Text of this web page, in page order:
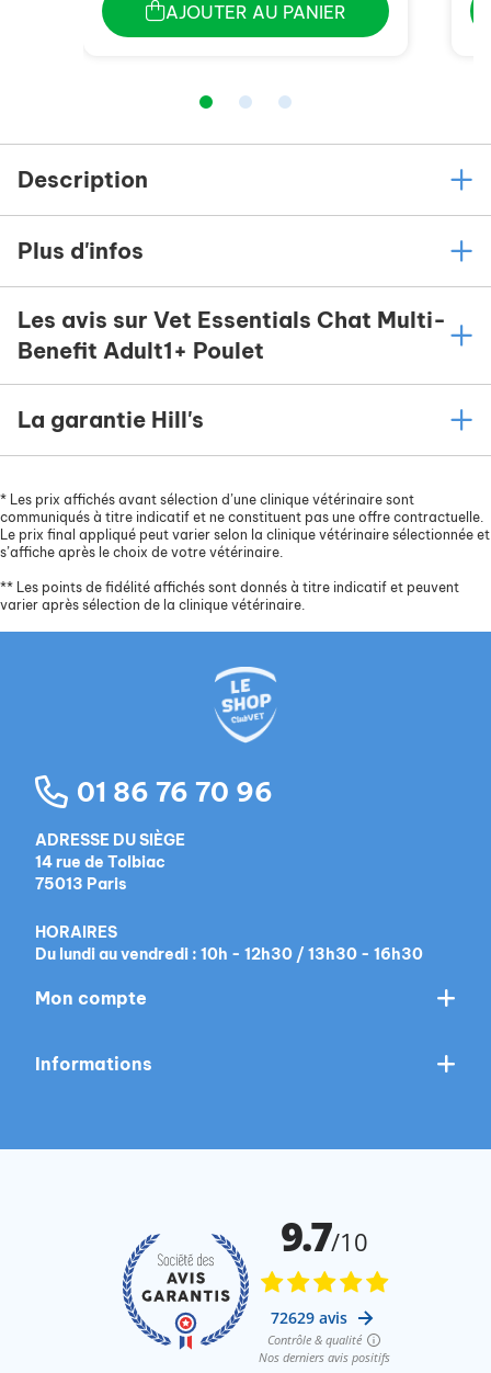
AJOUTER AU PANIER
Description
Plus d'infos
Les avis sur Vet Essentials Chat Multi-
Benefit Adult1+ Poulet
La garantie Hill's
* Les prix affichés avant sélection d’une clinique vétérinaire sont
communiqués à titre indicatif et ne constituent pas une offre contractuelle.
Le prix final appliqué peut varier selon la clinique vétérinaire sélectionnée et
s’affiche après le choix de votre vétérinaire.
** Les points de fidélité affichés sont donnés à titre indicatif et peuvent
varier après sélection de la clinique vétérinaire.
01 86 76 70 96
ADRESSE DU SIÈGE
14 rue de Tolbiac
75013 Paris
HORAIRES
Du lundi au vendredi : 10h - 12h30 / 13h30 - 16h30
Mon compte
Informations